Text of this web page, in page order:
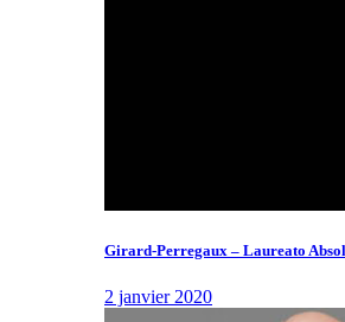
Girard-Perregaux – Laureato
2 janvier 2020